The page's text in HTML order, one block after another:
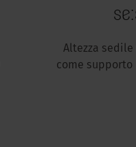
Altezza sedile
come supporto